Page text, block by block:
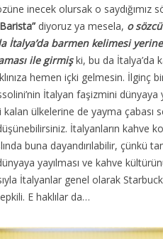
inecek olursak o saydığımız
diyoruz ya mesela, o
İtalya’da barmen kelimesi
ile girmişki, bu da İtalya’da
hemen içki gelmesin. İlginç
İtalyan faşizmini
ülkelerine de yayma çabası
İtalyanların kahve
buna dayandırılabilir, çünkü
yayılması ve kahve
İtalyanlar genel olarak
E haklılar da…